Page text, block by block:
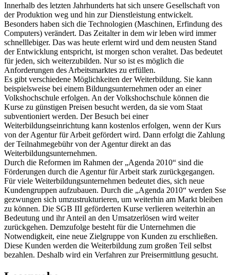
der Produktion weg und hin zur Dienstleistung entwickelt.
Besonders haben sich die Technologien (Maschinen, Erfindung des
Computers) verändert. Das Zeitalter in dem wir leben wird immer
schnelllebiger. Das was heute erlernt wird und dem neusten Stand
der Entwicklung entspricht, ist morgen schon veraltet. Das bedeutet
für jeden, sich weiterzubilden. Nur so ist es möglich die
Anforderungen des Arbeitsmarktes zu erfüllen.
Es gibt verschiedene Möglichkeiten der Weiterbildung. Sie kann
beispielsweise bei einem Bildungsunternehmen oder an einer
Volkshochschule erfolgen. An der Volkshochschule können die
Kurse zu günstigen Preisen besucht werden, da sie vom Staat
subventioniert werden. Der Besuch bei einer
Weiterbildungseinrichtung kann kostenlos erfolgen, wenn der Kurs
von der Agentur für Arbeit gefördert wird. Dann erfolgt die Zahlung
der Teilnahmegebühr von der Agentur direkt an das
Weiterbildungsunternehmen.
Durch die Reformen im Rahmen der „Agenda 2010“ sind die
Förderungen durch die Agentur für Arbeit stark zurückgegangen.
Für viele Weiterbildungsunternehmen bedeutet dies, sich neue
Kundengruppen aufzubauen. Durch die „Agenda 2010“ werden Sse
gezwungen sich umzustrukturieren, um weiterhin am Markt bleiben
zu können. Die SGB III geförderten Kurse verlieren weiterhin an
Bedeutung und ihr Anteil an den Umsatzerlösen wird weiter
zurückgehen. Demzufolge besteht für die Unternehmen die
Notwendigkeit, eine neue Zielgruppe von Kunden zu erschließen.
Diese Kunden werden die Weiterbildung zum großen Teil selbst
bezahlen. Deshalb wird ein Verfahren zur Preisermittlung gesucht.